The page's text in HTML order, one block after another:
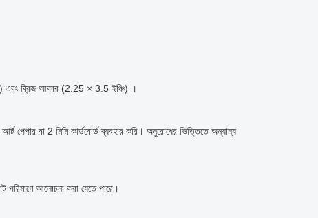
এবং ব্রিজ আকার (2.25 × 3.5 ইঞ্চি) ।
বা 2 মিমি কার্ডবোর্ড ব্যবহার করি। অনুরোধের ভিত্তিতে অন্যান্য
আলোচনা করা যেতে পারে।